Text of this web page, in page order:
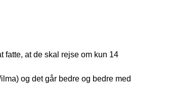
fatte, at de skal rejse om kun 14
og det går bedre og bedre med